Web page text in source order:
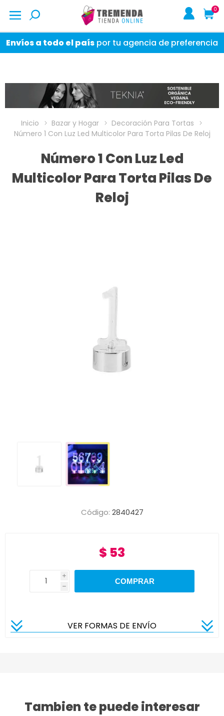
0
Envíos a todo el país por tu agencia de preferencia
Inicio Bazar y Hogar
Decoración Para Tortas
Número 1 Con Luz Led Multicolor Para Torta Pilas De Reloj
Número 1 Con Luz Led
Multicolor Para Torta Pilas De
Reloj
Código: 2840427
$ 53
i
h
VER FORMAS DE ENVÍO
Tambien te puede interesar